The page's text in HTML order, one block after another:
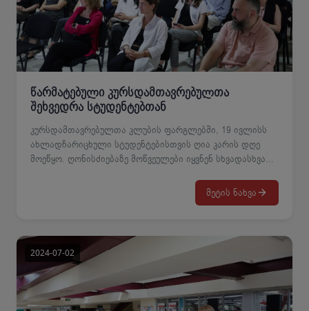
წარმატებული კურსდამთავრებულთა
შეხვედრა სტუდენტებთან
კურსდამთავრებულთა კლუბის ფარგლებში, 19 ივლისს
ახლადჩარიცხული სტუდენტებისთვის ღია კარის დღე
მოეწყო. ღონისძიებაზე მოწვეულები იყვნენ სხვადასხვა
გამოცდილება გაუზიარეს მომავალ სტუდენტებს და
უპასუხეს მათთვის დასმულ შეკითხვებს, რომელიც
წარმატების ისტორიების გაზიარება და
კურსდამთავრებულებისა და მოქმედი სტუდენტების
პროფესიული დაკავშირება. კურსდამთავრებულების
ჩართვა პროფესიული განათლების პოპულარიზაციის
ერთ-ერთი მთავარი ბერკეტია.
მეტის ნახვა